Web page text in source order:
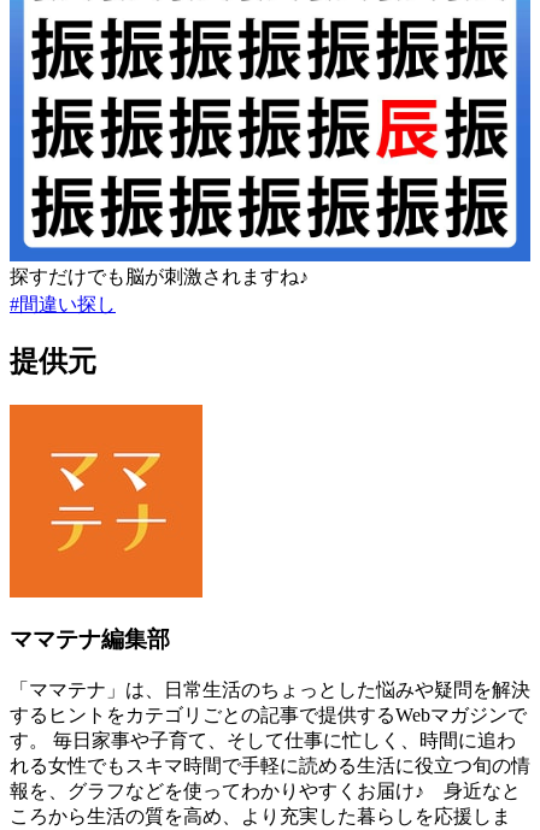
探すだけでも脳が刺激されますね♪
#間違い探し
提供元
ママテナ編集部
「ママテナ」は、日常生活のちょっとした悩みや疑問を解決
するヒントをカテゴリごとの記事で提供するWebマガジンで
す。 毎日家事や子育て、そして仕事に忙しく、時間に追わ
れる女性でもスキマ時間で手軽に読める生活に役立つ旬の情
報を、グラフなどを使ってわかりやすくお届け♪ 身近なと
ころから生活の質を高め、より充実した暮らしを応援しま